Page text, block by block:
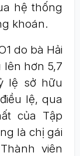
hệ thống
khoán.
do bà Hải
lên hơn 5,7
lệ sở hữu
lệ, qua
của Tập
là chị gái
viên